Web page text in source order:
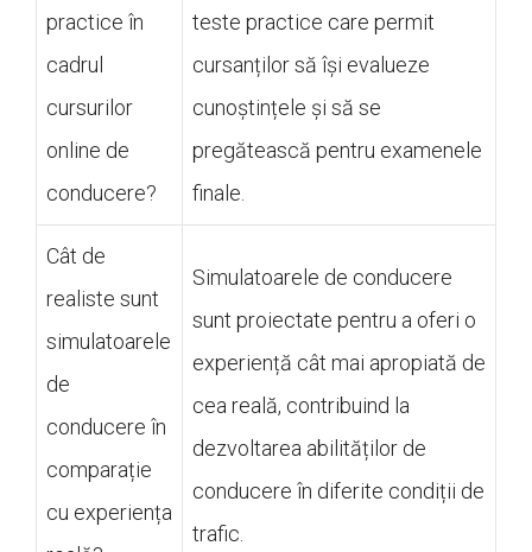
practice în
cadrul
cursurilor
online de
conducere?
teste practice care permit
cursanților să își evalueze
cunoștințele și să se
pregătească pentru examenele
finale.
Cât de
realiste sunt
simulatoarele
de
conducere în
comparație
cu experiența
Simulatoarele de conducere
sunt proiectate pentru a oferi o
experiență cât mai apropiată de
cea reală, contribuind la
dezvoltarea abilităților de
conducere în diferite condiții de
trafic.